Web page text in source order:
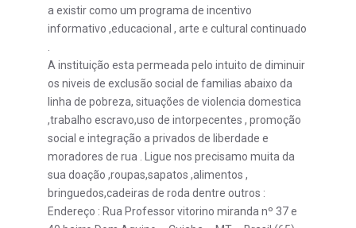
a existir como um programa de incentivo
informativo ,educacional , arte e cultural continuado
.
A instituição esta permeada pelo intuito de diminuir
os niveis de exclusão social de familias abaixo da
linha de pobreza, situações de violencia domestica
,trabalho escravo,uso de intorpecentes , promoção
social e integração a privados de liberdade e
moradores de rua . Ligue nos precisamo muita da
sua doação ,roupas,sapatos ,alimentos ,
bringuedos,cadeiras de roda dentre outros :
Endereço : Rua Professor vitorino miranda nº 37 e